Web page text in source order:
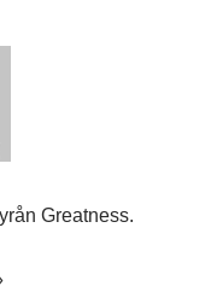
Greatness.